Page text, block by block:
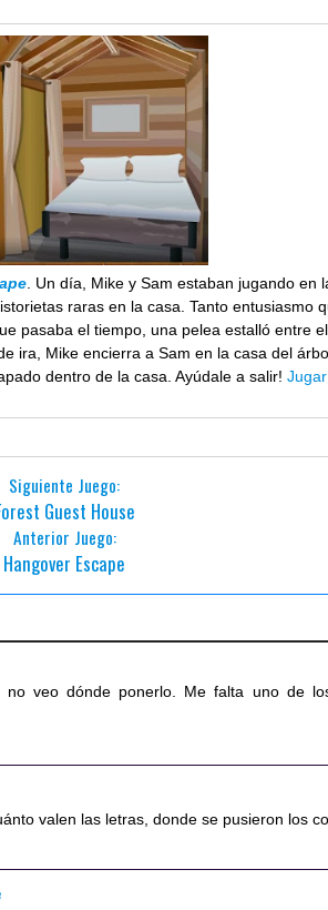
. Un día, Mike y Sam estaban jugando en
raras en la casa. Tanto entusiasmo
pasaba el tiempo, una pelea estalló entre
ira, Mike encierra a Sam en la casa del
dentro de la casa. Ayúdale a salir!
Siguiente Juego:
Guest House
Anterior Juego:
Hangover Escape
veo dónde ponerlo. Me falta uno de
valen las letras, donde se pusieron los